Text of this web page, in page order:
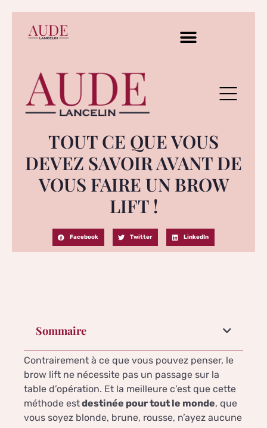
TOUT CE QUE VOUS
DEVEZ SAVOIR AVANT DE
VOUS FAIRE UN BROW
LIFT !
Facebook Twitter LinkedIn
Sommaire
Contrairement à ce que vous pouvez penser, le
brow lift ne nécessite pas un passage sur la
table d’opération. Et la meilleure c’est que cette
méthode estdestinée pour tout le monde, que
vous soyez blonde, brune, rousse, n’ayez aucune